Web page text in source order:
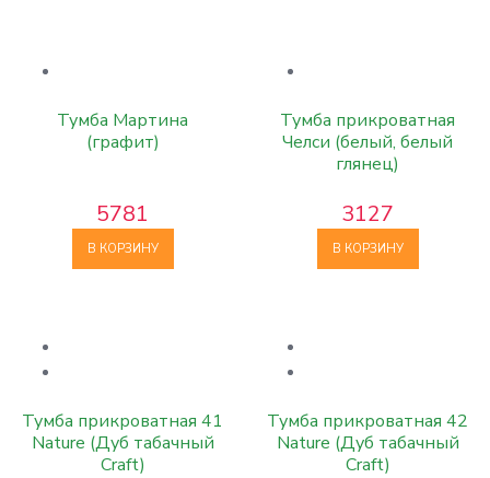
Тумба Мартина
(графит)
5781
В КОРЗИНУ
Тумба прикроватная
Челси (белый, белый
глянец)
3127
В КОРЗИНУ
Тумба прикроватная 41
Nature (Дуб табачный
Craft)
Тумба прикроватная 42
Nature (Дуб табачный
Craft)